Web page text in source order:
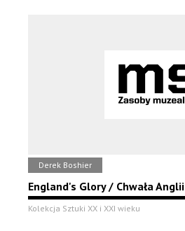
Derek Boshier
England's Glory / Chwała Anglii
Kolekcja Sztuki XX i XXI wieku